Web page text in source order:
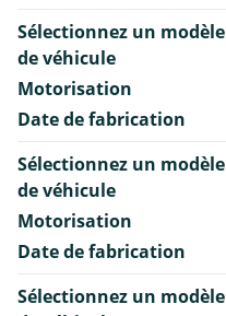
Sélectionnez un modèle
de véhicule
Motorisation
Date de fabrication
Sélectionnez un modèle
de véhicule
Motorisation
Date de fabrication
Sélectionnez un modèle